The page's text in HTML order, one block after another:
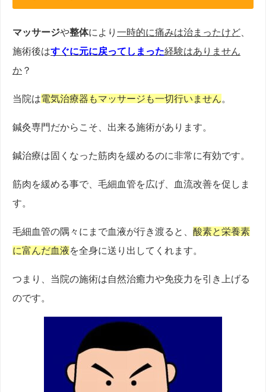
マッサージや整体により 一時的に痛みは治まったけど
施術後はすぐに元に戻ってしまった経験はありません
か ？
当院は電気治療器もマッサージも一切行いません
鍼灸専門だからこそ、出来る施術があります。
鍼治療は固くなった筋肉を緩めるのに非常に有効です。
筋肉を緩める事で、毛細血管を広げ、血流改善を促しま
す。
毛細血管の隅々にまで血液が行き渡ると、 酸素と栄養素
に富んだ血液を全身に送り出してくれます。
つまり、当院の施術は自然治癒力や免疫力を引き上げる
のです。